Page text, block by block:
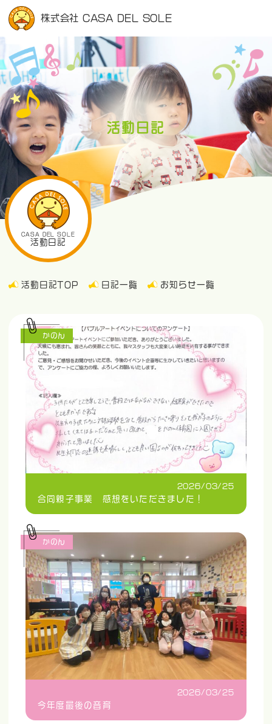
株式会社 CASA DEL SOLE
活動日記
CASA DEL SOLE
活動日記
活動日記TOP 日記一覧 お知らせ一覧
2026/03/25
合同親子事業 感想をいただきました！
かのん
2026/03/25
今年度最後の音育
かのん